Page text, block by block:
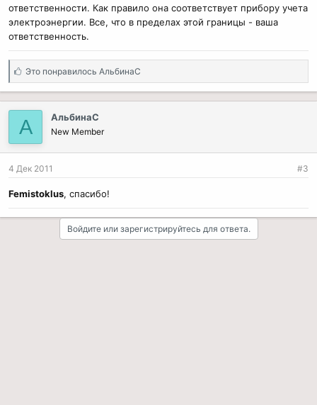
ответственности. Как правило она соответствует прибору учета
электроэнергии. Все, что в пределах этой границы - ваша
ответственность.
С
и
п
а
и
и
Это понравилось АльбинаС
А АльбинаС
New Member
4 Дек 2011 #3
Femistoklus, спасибо!
Войдите или зарегистрируйтесь для ответа.